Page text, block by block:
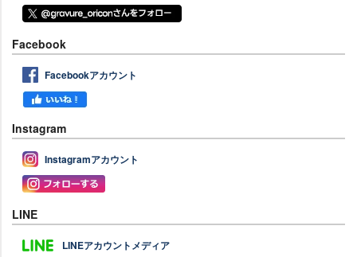
Facebook
Facebookアカウント
Instagram
Instagramアカウント
LINE
LINEアカウントメディア